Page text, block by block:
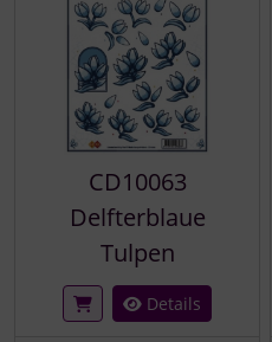
CD10063
Delfterblaue
Tulpen
Details